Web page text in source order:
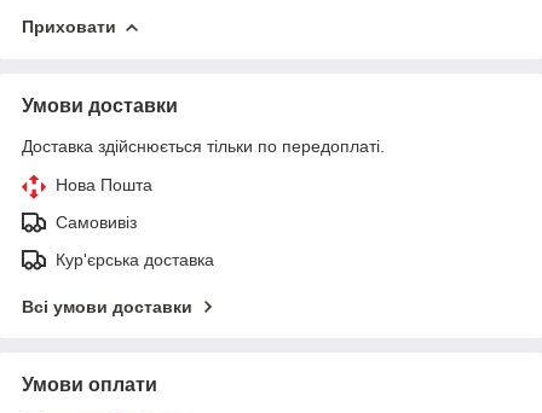
Приховати
Умови доставки
Доставка здійснюється тільки по передоплаті.
Нова Пошта
Самовивіз
Кур'єрська доставка
Всі умови доставки
Умови оплати